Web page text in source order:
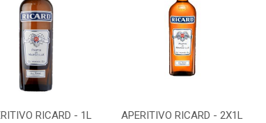
RICARD - 1L APERITIVO RICARD - 2X1L